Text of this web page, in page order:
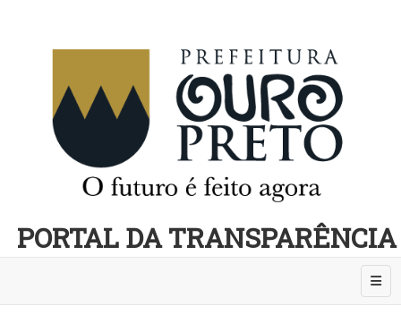
PORTAL DA TRANSPARÊNCIA